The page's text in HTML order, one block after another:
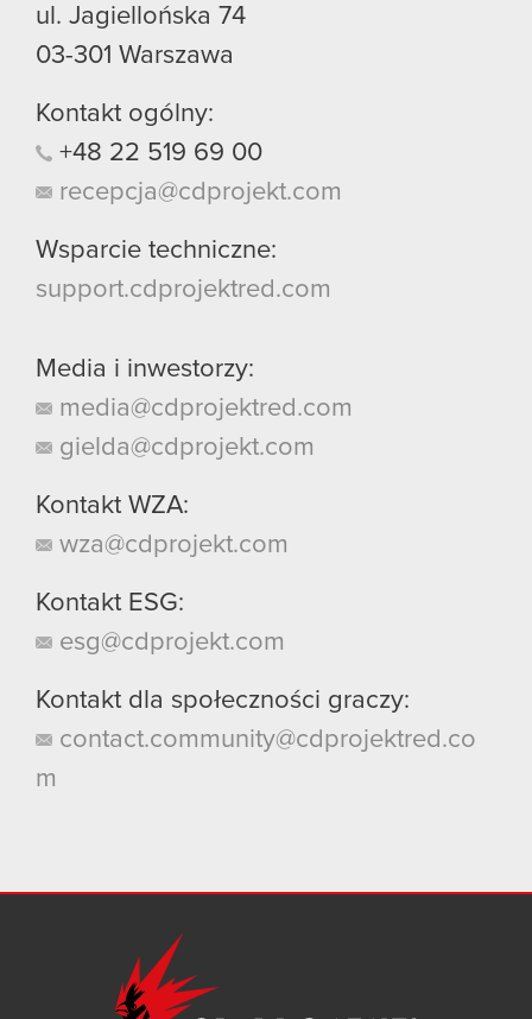
ul. Jagiellońska 74
03-301 Warszawa
Kontakt ogólny:
+48 22 519 69 00
recepcja@cdprojekt.com
Wsparcie techniczne:
support.cdprojektred.com
Media i inwestorzy:
media@cdprojektred.com
gielda@cdprojekt.com
Kontakt WZA:
wza@cdprojekt.com
Kontakt ESG:
esg@cdprojekt.com
Kontakt dla społeczności graczy:
contact.community@cdprojektred.co
m